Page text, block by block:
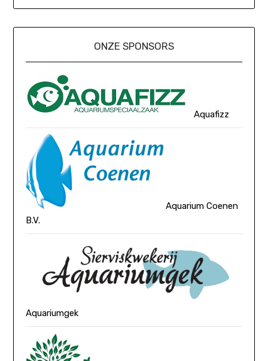
ONZE SPONSORS
Aquafizz
Aquarium Coenen
B.V.
Aquariumgek